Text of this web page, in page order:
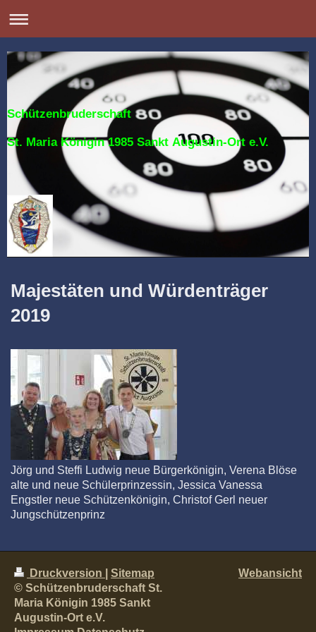
Schützenbruderschaft
St. Maria Königin 1985 Sankt Augustin-Ort e.V.
Majestäten und Würdenträger
2019
Jörg und Steffi Ludwig neue Bürgerkönigin, Verena Blöse
alte und neue Schülerprinzessin, Jessica Vanessa
Engstler neue Schützenkönigin, Christof Gerl neuer
Jungschützenprinz
Druckversion
Sitemap
© Schützenbruderschaft St.
Maria Königin 1985 Sankt
Augustin-Ort e.V.
Webansicht